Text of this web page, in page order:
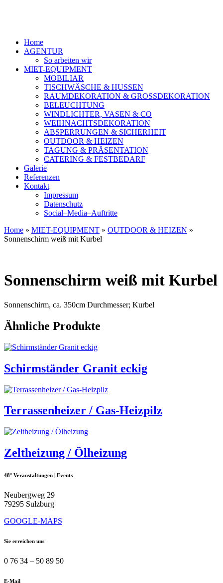
Home
AGENTUR
So arbeiten wir
MIET-EQUIPMENT
MOBILIAR
TISCHWÄSCHE & HUSSEN
RAUMDEKORATION & GROSSDEKORATION
BELEUCHTUNG
WINDLICHTER, VASEN & CO
WEIHNACHTSDEKORATION
ABSPERRUNGEN & SICHERHEIT
OUTDOOR & HEIZEN
TAGUNG & PRÄSENTATION
CATERING & FESTBEDARF
Galerie
Referenzen
Kontakt
Impressum
Datenschutz
Social–Media–Auftritte
Home » MIET-EQUIPMENT » OUTDOOR & HEIZEN »
Sonnenschirm weiß mit Kurbel
Sonnenschirm weiß mit Kurbel
Sonnenschirm, ca. 350cm Durchmesser; Kurbel
Ähnliche Produkte
Schirmständer Granit eckig
Terrassenheizer / Gas-Heizpilz
Zeltheizung / Ölheizung
48° Veranstaltungen | Events
Neubergweg 29
79295 Sulzburg
GOOGLE-MAPS
Sie erreichen uns
0 76 34 – 50 89 50
E-Mail